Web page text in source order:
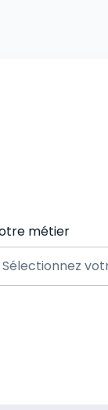
métier